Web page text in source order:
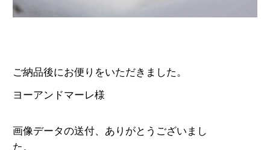
ご納品後にお便りをいただきました。
ヨーアンドマーレ様
画像データの送付、ありがとうございまし
た。